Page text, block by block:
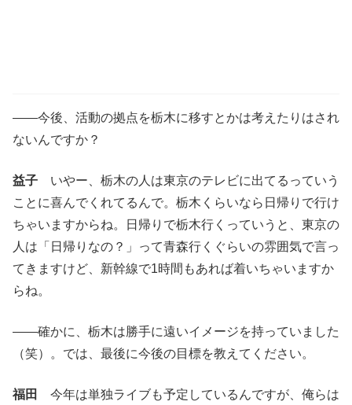
――今後、活動の拠点を栃木に移すとかは考えたりはされ
ないんですか？
益子 いやー、栃木の人は東京のテレビに出てるっていう
ことに喜んでくれてるんで。栃木くらいなら日帰りで行け
ちゃいますからね。日帰りで栃木行くっていうと、東京の
人は「日帰りなの？」って青森行くぐらいの雰囲気で言っ
てきますけど、新幹線で1時間もあれば着いちゃいますか
らね。
――確かに、栃木は勝手に遠いイメージを持っていました
（笑）。では、最後に今後の目標を教えてください。
福田
今年は単独ライブも予定しているんですが、俺らは